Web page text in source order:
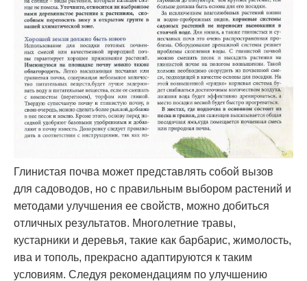
Глинистая почва может представлять собой вызов
для садоводов, но с правильным выбором растений и
методами улучшения ее свойств, можно добиться
отличных результатов. Многолетние травы,
кустарники и деревья, такие как барбарис, жимолость,
ива и тополь, прекрасно адаптируются к таким
условиям. Следуя рекомендациям по улучшению